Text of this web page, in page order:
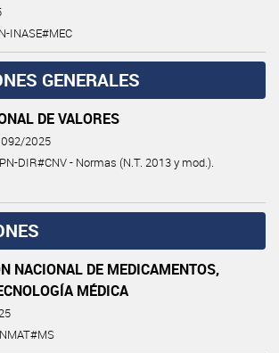
INASE#MEC
GENERALES
DE VALORES
2025
DIR#CNV - Normas (N.T. 2013 y mod.).
NACIONAL DE MEDICAMENTOS,
MÉDICA